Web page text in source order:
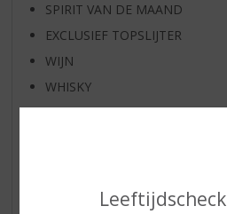
Leeftijdscheck
SPIRIT VAN DE MAAND
EXCLUSIEF TOPSLIJTER
WIJN
WHISKY
BIER